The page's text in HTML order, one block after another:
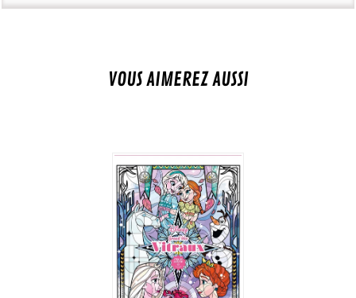
VOUS AIMEREZ AUSSI